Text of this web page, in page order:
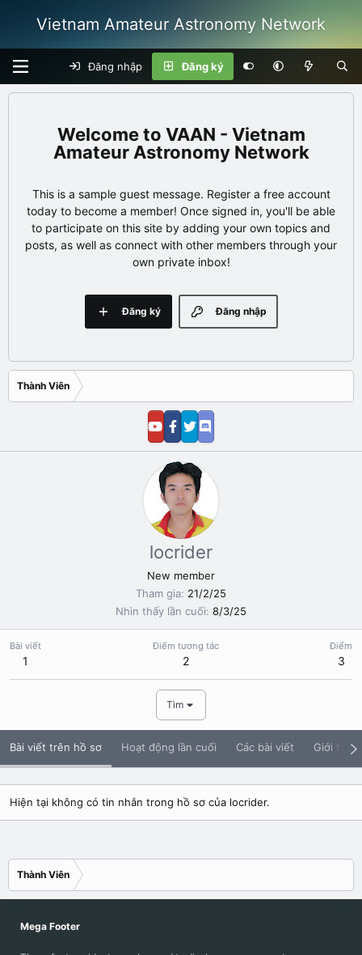
Vietnam Amateur Astronomy Network
Đăng nhập Đăng ký
VAAN - Vietnam
Amateur Astronomy Network
This is a sample guest message. Register a free account
today to become a member! Once signed in, you'll be able
to participate on this site by adding your own topics and
posts, as well as connect with other members through your
own private inbox!
Đăng nhập
Đăng ký
Thành Viên
locrider
New member
Tham gia 21/2/25
Nhìn thấy lần cuối 8/3/25
Bài viết
1
Điểm tương tác
2
Điểm
3
Tìm
Bài viết trên hồ sơ Hoạt động lần cuối Các bài viết Giới thiệu
Hiện tại không có tin nhắn trong hồ sơ của locrider.
Thành Viên
Mega Footer